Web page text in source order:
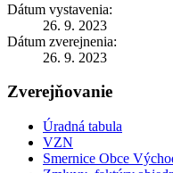
Dátum vystavenia:
26. 9. 2023
Dátum zverejnenia:
26. 9. 2023
Zverejňovanie
Úradná tabula
VZN
Smernice Obce